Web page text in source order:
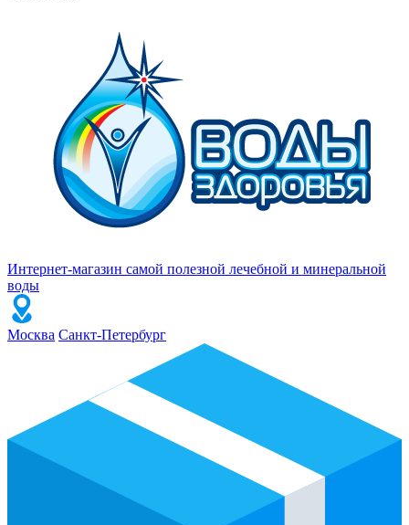
Интернет-магазин самой полезной лечебной и минеральной
воды
Москва Санкт-Петербург